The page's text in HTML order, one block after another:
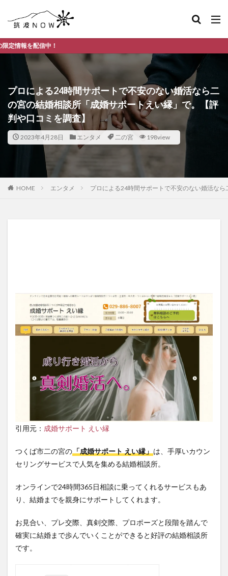
プロによる24時間サポートで不安のない婚活なら二
の宮の結婚相談所「成婚サポートえい縁」で。【評
判や口コミを調査】
2023年4月28日 エンタメ 二の宮 198view
HOME エンタメ プロによる24時間サポートで不安のない婚活な
引用元： 成婚サポート えい縁
つくば市二の宮の 「成婚サポート えい縁」 は、手厚いカウン
セリングサービスで人気を集める結婚相談所。
オンラインで24時間365日相談に乗ってくれるサービスもあ
り、結婚までを親身にサポートしてくれます。
お見合い、プレ交際、真剣交際、プロポーズと段階を踏んで
確実に結婚まで歩んでいくことができると好評の結婚相談所
です。